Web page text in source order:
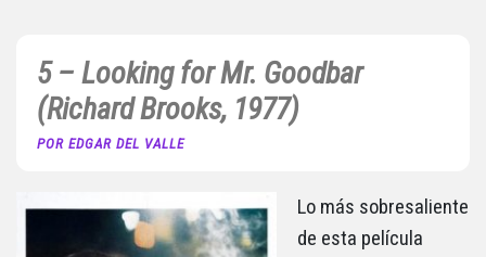
5 – Looking for Mr. Goodbar
(Richard Brooks, 1977)
POR EDGAR DEL VALLE
Lo más sobresaliente
de esta película